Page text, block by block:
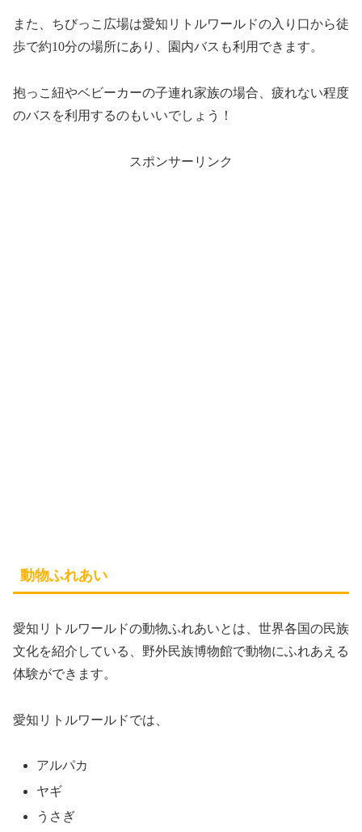
また、ちびっこ広場は愛知リトルワールドの入り口から徒
歩で約10分の場所にあり、園内バスも利用できます。
抱っこ紐やベビーカーの子連れ家族の場合、疲れない程度
のバスを利用するのもいいでしょう！
スポンサーリンク
動物ふれあい
愛知リトルワールドの動物ふれあいとは、世界各国の民族
文化を紹介している、野外民族博物館で動物にふれあえる
体験ができます。
愛知リトルワールドでは、
アルパカ
ヤギ
うさぎ